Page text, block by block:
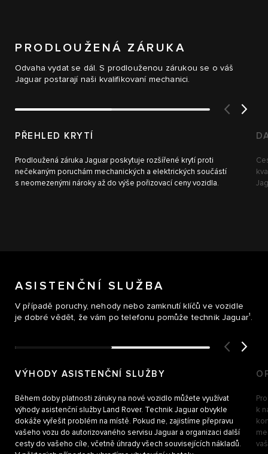
PRODLOUŽENÁ ZÁRUKA
Odvaha vydat se dál. S prodlouženou zárukou se o váš
Jaguar postarají naši kvalifikovaní mechanici.
PŘEHLED KRYTÍ
Prodloužená záruka Jaguar poskytuje rozšířené krytí proti
nečekaným poruchám mechanických a elektrických součástí
s neomezenými nároky až do výše pořizovací ceny vozidla.
ASISTENČNÍ SLUŽBA
V případě poruchy, nehody nebo zamknutí klíčů ve vozidle
je dobré vědět, že vám po telefonu pomůže technik Jaguar1 .
VÝHODY ASISTENČNÍ SLUŽBY
Během doby platnosti záruky na nové vozidlo můžete využívat
výhody asistenční služby Land Rover. Technik Jaguar obvykle
dokáže vyřešit problém na místě. Pokud ne, zajistíme přepravu
vašeho vozu do autorizovaného servisu Jaguar a organizaci další
cesty do vašeho cíle, včetně úhrady všech souvisejících nákladů.
k